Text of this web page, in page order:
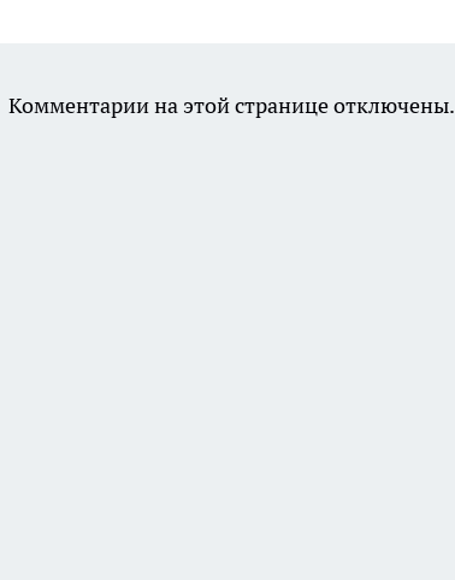
Комментарии на этой странице отключены.